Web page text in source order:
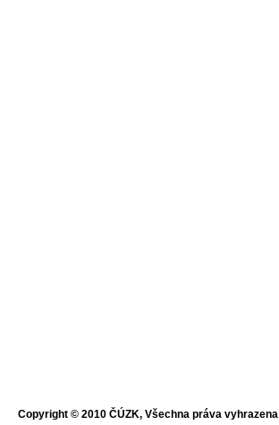
Copyright © 2010 ČÚZK, Všechna práva vyhrazena